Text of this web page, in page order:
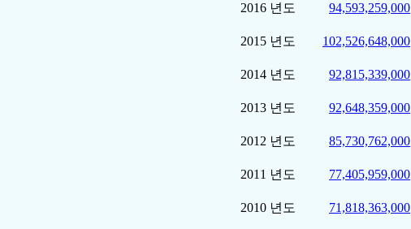
2016 년도 94,593,259,000
2015 년도 102,526,648,000
2014 년도 92,815,339,000
2013 년도 92,648,359,000
2012 년도 85,730,762,000
2011 년도 77,405,959,000
2010 년도 71,818,363,000